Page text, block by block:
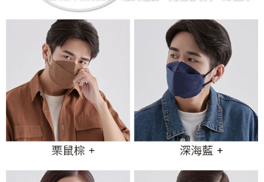
權轉讓予恩沛科技股份有限公司。
２．關於個人資料處理事宜，請瀏覽以下網址：
https://aftee.tw/terms/#terms3
３．未成年的使用者請事先徵得法定代理人或監護人之同意方可使用
「AFTEE先享後付」，若未經同意申辦者引起之損失，本公司不負相關責
４．使用「AFTEE先享後付」時，將依據個別帳號之用戶狀況，依本公司即
時審查核予不同之上限額度；若仍有額度不足之情形，本公司將視審查結果
請求用戶進行身份認證。
５．嚴禁一人註冊多個帳號或使用他人資訊註冊。若發現惡意使用之情形，
恩沛科技股份有限公司將有權停止該用戶之使用額度並採取法律行動。